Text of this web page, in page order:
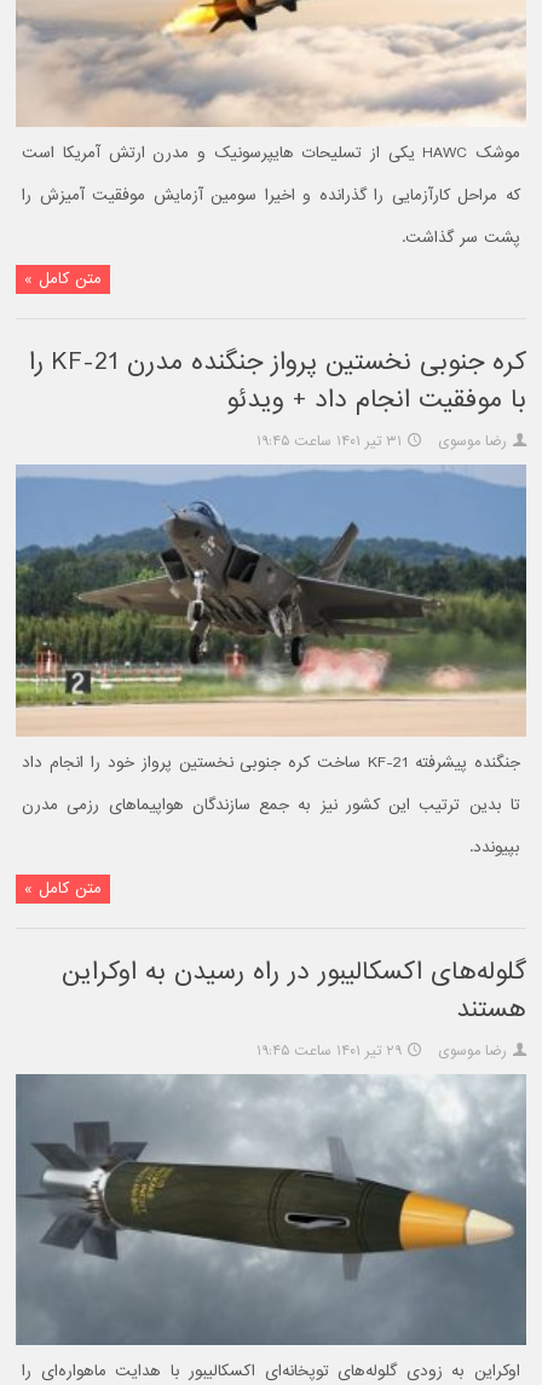
موشک HAWC یکی از تسلیحات هایپرسونیک و مدرن ارتش آمریکا است
که مراحل کارآزمایی را گذرانده و اخیرا سومین آزمایش موفقیت آمیزش را
پشت سر گذاشت.
متن کامل »
کره جنوبی نخستین پرواز جنگنده مدرن KF-21 را
با موفقیت انجام داد + ویدئو
رضا موسوی ۳۱ تیر ۱۴۰۱ ساعت ۱۹:۴۵
جنگنده پیشرفته KF-21 ساخت کره جنوبی نخستین پرواز خود را انجام داد
تا بدین ترتیب این کشور نیز به جمع سازندگان هواپیماهای رزمی مدرن
بپیوندد.
متن کامل »
گلوله‌های اکسکالیبور در راه رسیدن به اوکراین
هستند
رضا موسوی ۲۹ تیر ۱۴۰۱ ساعت ۱۹:۴۵
اوکراین به زودی گلوله‌های توپخانه‌ای اکسکالیبور با هدایت ماهواره‌ای را